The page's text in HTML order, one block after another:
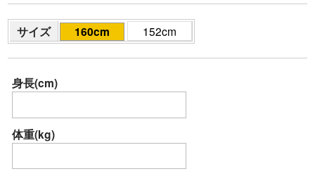
サイズ 160cm 152cm
身長(cm)
体重(kg)